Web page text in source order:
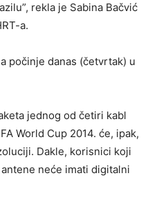
rekla je Sabina Bačvić
a.
počinje danas (četvrtak) u
jednog od četiri kabl
World Cup 2014. će, ipak,
Dakle, korisnici koji
neće imati digitalni